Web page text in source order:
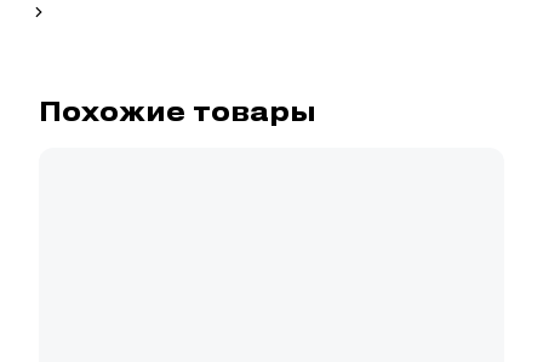
Похожие товары